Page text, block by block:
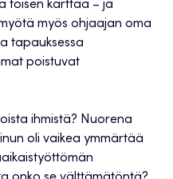
toisen karttaa – ja
myös ohjaajan oma
tapauksessa
poistuvat
ihmistä? Nuorena
oli vaikea ymmärtää